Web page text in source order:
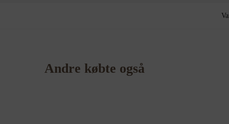
Andre købte også